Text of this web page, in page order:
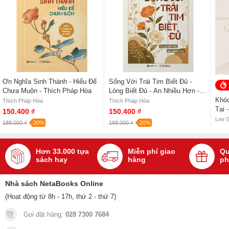
Tiếng nói của phổi
Bút ký của quái y
Ngoại khoa tuyến ức (bản tiếng Anh)
Xem tất cả sách của tác giả Bác sĩ Vương Hưng
SáchMời Người Nhà Bệnh Nhân Tới Đây Một Lát của tác giả
sĩ Vương Hưng, có bán tại Nhà sách online NetaBooks với ưu đãi
Bao sách miễn phí và Gian hàng NetaBooks tại Tiki với ưu đãi Bao
sách miễn phí và tặng Bookmark
Ơn Nghĩa Sinh Thành - Hiểu Để
Chưa Muộn - Thích Pháp Hòa
Thích Pháp Hòa
150.400 ₫
188.000 ₫ -20%
Sống Với Trái Tim Biết Đủ -
Lòng Biết Đủ - An Nhiều Hơn -
Thích Pháp Hòa
Thích Pháp Hòa
150.400 ₫
188.000 ₫ -20%
Tại
Lee
Hơn 33.000 tựa
sách hay
Miễn phí giao
hàng
Nhà sách NetaBooks Online
(Hoạt động từ 8h - 17h, thứ 2 - thứ 7)
Gọi đặt hàng: 028 7300 7684